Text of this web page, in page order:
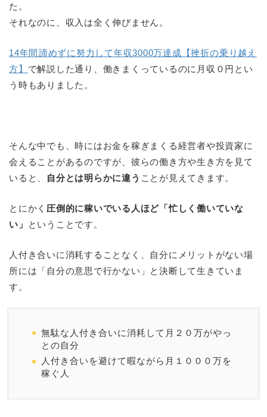
た。
それなのに、収入は全く伸びません。
14年間諦めずに努力して年収3000万達成【挫折の乗り越え
方】 で解説した通り、働きまくっているのに月収０円とい
う時もありました。
そんな中でも、時にはお金を稼ぎまくる経営者や投資家に
会えることがあるのですが、彼らの働き方や生き方を見て
いると、
自分とは明らかに違う ことが見えてきます。
とにかく 圧倒的に稼いでいる人ほど「忙しく働いていな
い」
ということです。
人付き合いに消耗することなく、自分にメリットがない場
所には「自分の意思で行かない」と決断して生きていま
す。
無駄な人付き合いに消耗して月２０万がやっ
との自分
人付き合いを避けて暇ながら月１０００万を
稼ぐ人